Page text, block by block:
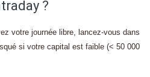
?
votre journée libre, lancez-vous dans
si votre capital est faible (< 50 000